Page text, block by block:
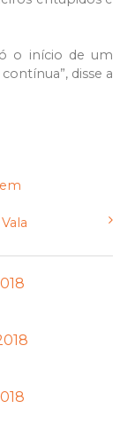
o início de um
disse a